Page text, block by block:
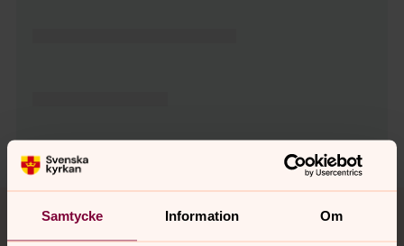
Samtycke Information Om
Tillbaka till toppen
Tillbaka till innehållet